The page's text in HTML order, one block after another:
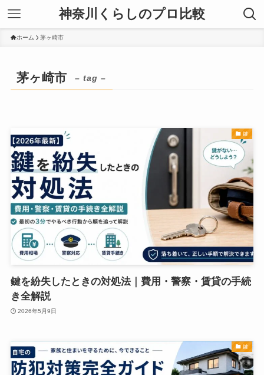
神奈川くらしのプロ比較
ホーム 茅ヶ崎市
茅ヶ崎市 – tag –
鍵
鍵を紛失したときの対処法｜費用・警察・賃貸の手続
き全解説
2026年5月9日
鍵